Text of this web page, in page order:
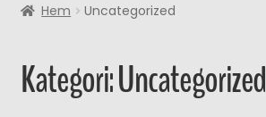
Återförsäljare
Hem Uncategorized
Kategori:Uncategorized